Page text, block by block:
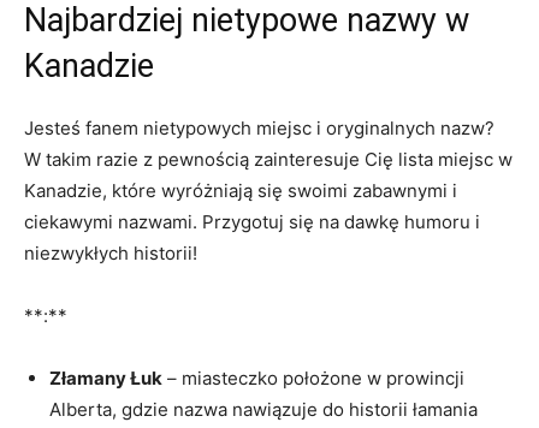
Najbardziej ⁢nietypowe nazwy w⁤
Kanadzie
Jesteś fanem nietypowych miejsc i oryginalnych nazw?
W takim​ razie z​ pewnością zainteresuje Cię lista ‍miejsc w
Kanadzie, które ⁢wyróżniają się swoimi ⁢zabawnymi i
ciekawymi ‍nazwami. Przygotuj się ⁤na dawkę humoru i
niezwykłych historii!
**:**
Złamany Łuk – miasteczko położone w prowincji
Alberta, ⁢gdzie nazwa nawiązuje do historii łamania